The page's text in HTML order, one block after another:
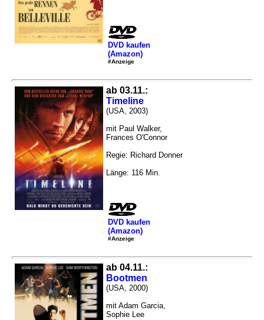
DVD kaufen
(Amazon)
#Anzeige
ab 03.11.:
Timeline
(USA, 2003)
mit Paul Walker,
Frances O'Connor
Regie: Richard Donner
Länge: 116 Min.
DVD kaufen
(Amazon)
#Anzeige
ab 04.11.:
Bootmen
(USA, 2000)
mit Adam Garcia,
Sophie Lee